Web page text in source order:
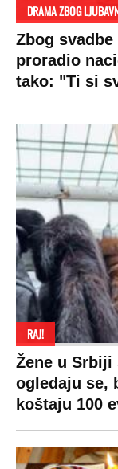
DRAMA ZBOG
Zbog
proradio
tako: "Ti si
RAJ!
Žene u Srbiji
ogledaju se,
koštaju 100